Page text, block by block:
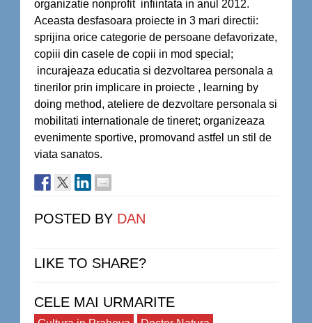
organizatie nonprofit infiintata in anul 2012.
Aceasta desfasoara proiecte in 3 mari directii:
sprijina orice categorie de persoane defavorizate,
copiii din casele de copii in mod special;
incurajeaza educatia si dezvoltarea personala a
tinerilor prin implicare in proiecte , learning by
doing method, ateliere de dezvoltare personala si
mobilitati internationale de tineret; organizeaza
evenimente sportive, promovand astfel un stil de
viata sanatos.
POSTED BY DAN
LIKE TO SHARE?
CELE MAI URMARITE